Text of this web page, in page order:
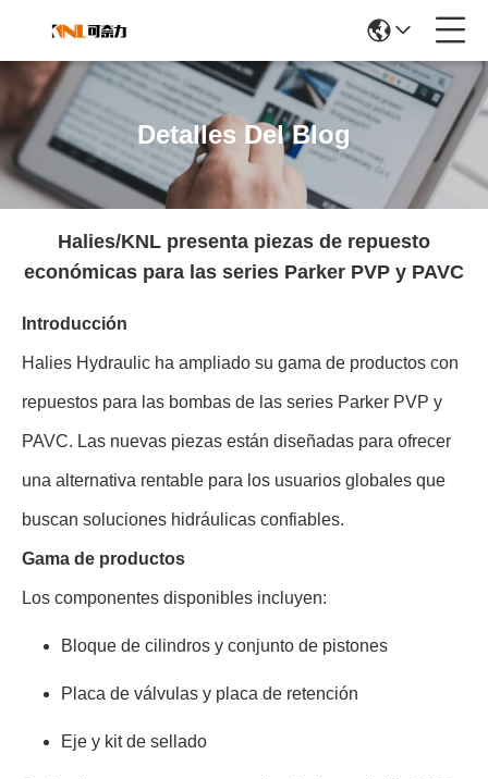
Detalles Del Blog
Halies/KNL presenta piezas de repuesto
económicas para las series Parker PVP y PAVC
Introducción
Halies Hydraulic ha ampliado su gama de productos con
repuestos para las bombas de las series Parker PVP y
PAVC. Las nuevas piezas están diseñadas para ofrecer
una alternativa rentable para los usuarios globales que
buscan soluciones hidráulicas confiables.
Gama de productos
Los componentes disponibles incluyen:
Bloque de cilindros y conjunto de pistones
Placa de válvulas y placa de retención
Eje y kit de sellado